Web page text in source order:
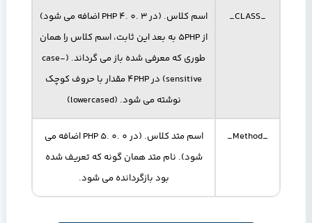
_CLASS_
اسم کلاس. (در PHP 4. 0. 3 اضافه می شود)
از 5PHP به بعد این ثابت، اسم کلاس را همان
طوری که معرفی شده باز می گرداند. (case-
sensitive) در 4PHP مقدار با حروف کوچک
نوشته می شود. (lowercased)
_Method_
اسم متد کلاس. (در PHP 5. 0. 0 اضافه می
شود). نام متد همان گونه که تعریف شده
بود بازگردانده می شود.